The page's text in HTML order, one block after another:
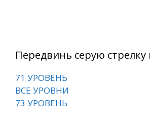
Передвинь серую стрелку
71 УРОВЕНЬ
ВСЕ УРОВНИ
73 УРОВЕНЬ